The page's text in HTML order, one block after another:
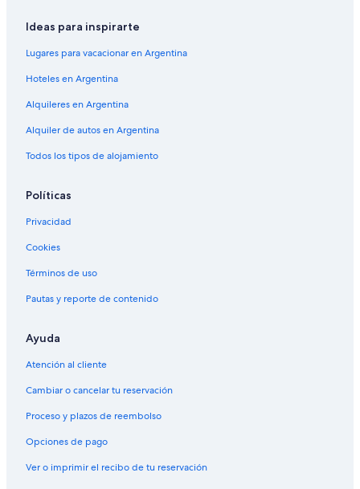
Ideas para inspirarte
Lugares para vacacionar en Argentina
Hoteles en Argentina
Alquileres en Argentina
Alquiler de autos en Argentina
Todos los tipos de alojamiento
Políticas
Privacidad
Cookies
Términos de uso
Pautas y reporte de contenido
Ayuda
Atención al cliente
Cambiar o cancelar tu reservación
Proceso y plazos de reembolso
Opciones de pago
Ver o imprimir el recibo de tu reservación